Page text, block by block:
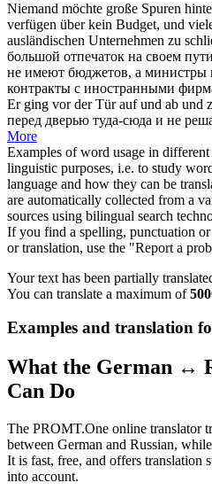
Niemand möchte große Spuren
verfügen über kein Budget, und
ausländischen Unternehmen zu
большой отпечаток на своем
не имеют бюджетов, а министры
контракты с иностранными
Er ging vor der Tür auf und ab und
перед дверью туда-сюда и не
More
Examples of word usage in
linguistic purposes, i.e. to study
language and how they can be
are automatically collected from a
sources using bilingual search
If you find a spelling, punctuation
or translation, use the "Report a
Your text has been partially
You can translate a maximum of
Examples and translation
What the German ↔
Can Do
The PROMT.One online translator
between German and Russian,
It is fast, free, and offers translation
into account.